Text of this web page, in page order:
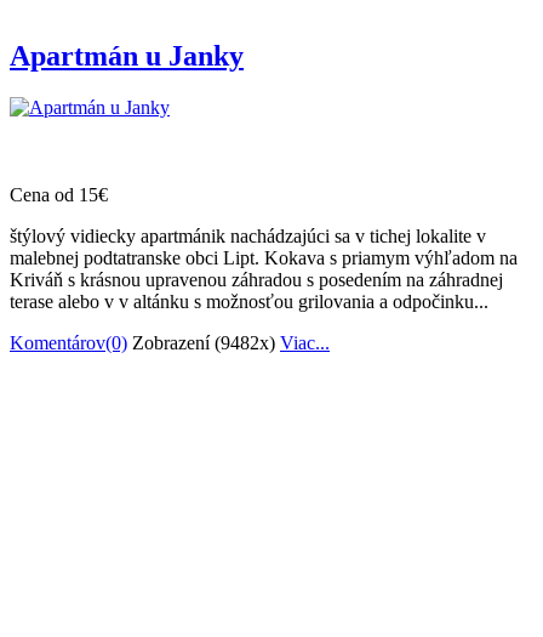
Apartmán u Janky
Cena od 15€
štýlový vidiecky apartmánik nachádzajúci sa v tichej lokalite v
malebnej podtatranske obci Lipt. Kokava s priamym výhľadom na
Kriváň s krásnou upravenou záhradou s posedením na záhradnej
terase alebo v v altánku s možnosťou grilovania a odpočinku...
Komentárov(0) Zobrazení (9482x) Viac...